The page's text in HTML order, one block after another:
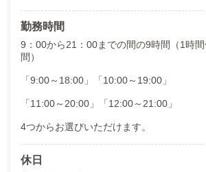
勤務時間
9：00から21：00までの間の9時間（1時
間）
「9:00～18:00」「10:00～19:00」
「11:00～20:00」「12:00～21:00」
4つからお選びいただけます。
休日